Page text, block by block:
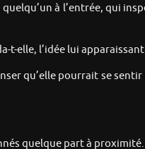
à l’entrée, qui
t-elle, l’idée lui
qu’elle pourrait se sentir
quelque part à proximité.